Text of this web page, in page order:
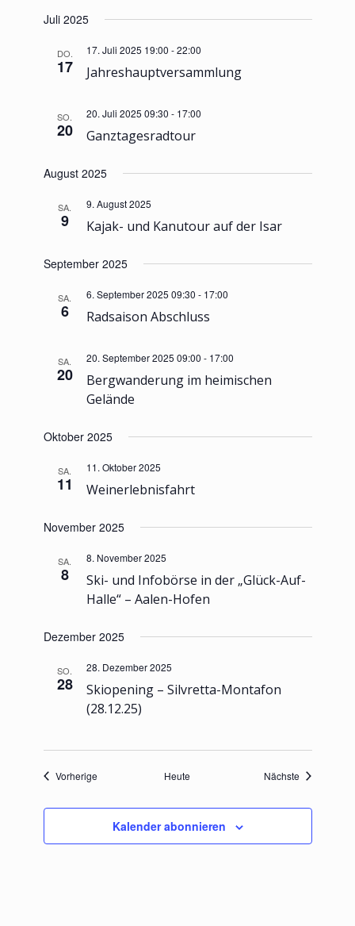
Juli 2025
DO.
17 Jahreshauptversammlung
17. Juli 2025 19:00 -22:00
SO.
20 Ganztagesradtour
20. Juli 2025 09:30 - 17:00
August 2025
SA.
9 Kajak- und Kanutour auf der Isar
9. August 2025
September 2025
SA.
6 Radsaison Abschluss
6. September 2025 09:30 - 17:00
SA.
20
Bergwanderung im heimischen
Gelände
20. September 2025 09:00 - 17:00
Oktober 2025
SA.
11 Weinerlebnisfahrt
11. Oktober 2025
November 2025
SA.
8
Ski- und Infobörse in der „Glück-Auf-
Halle“ – Aalen-Hofen
8. November 2025
Dezember 2025
SO.
28
Skiopening – Silvretta-Montafon
(28.12.25)
28. Dezember 2025
VorherigeVeranstaltungenHeute Nächste
Kalender abonnieren